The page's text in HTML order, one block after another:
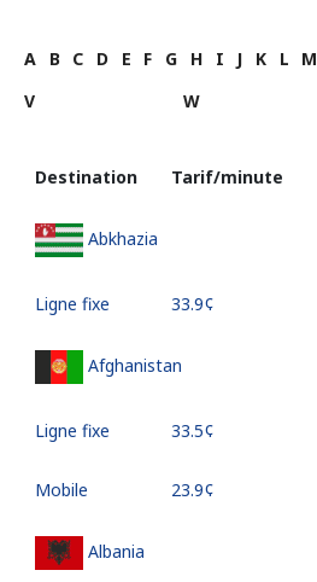
A B C D E F G H I J K L M
V
W
Destination Tarif/minute
Abkhazia
Ligne fixe ⁦33.9¢⁩
Afghanistan
Ligne fixe ⁦33.5¢⁩
Mobile ⁦23.9¢⁩
Albania